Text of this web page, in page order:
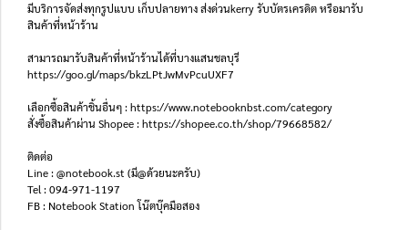
มีบริการจัดส่งทุกรูปแบบ เก็บปลายทาง ส่งด่วนkerry รับบัตรเครดิต หรือมารับ
สินค้าที่หน้าร้าน
สามารถมารับสินค้าที่หน้าร้านได้ที่บางแสนชลบุรี
https://goo.gl/maps/bkzLPtJwMvPcuUXF7
เลือกซื้อสินค้าชิ้นอื่นๆ : https://www.notebooknbst.com/category
สั่งซื้อสินค้าผ่าน Shopee : https://shopee.co.th/shop/79668582/
ติดต่อ
Line : @notebook.st (มี@ด้วยนะครับ)
Tel : 094-971-1197
FB : Notebook Station โน๊ตบุ๊คมือสอง